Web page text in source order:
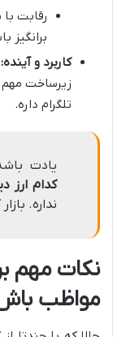
رقابت
برانگیز
کاربرد و آینده:
تلگرام داره.
یادت
کدام ارز
نداره.
نکات مهم
مواظب